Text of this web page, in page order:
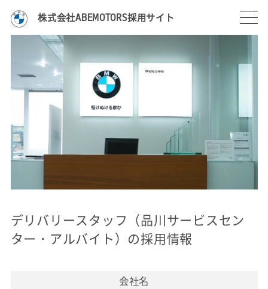
株式会社ABEMOTORS採用サイト
デリバリースタッフ（品川サービスセン
ター・アルバイト）の採用情報
会社名